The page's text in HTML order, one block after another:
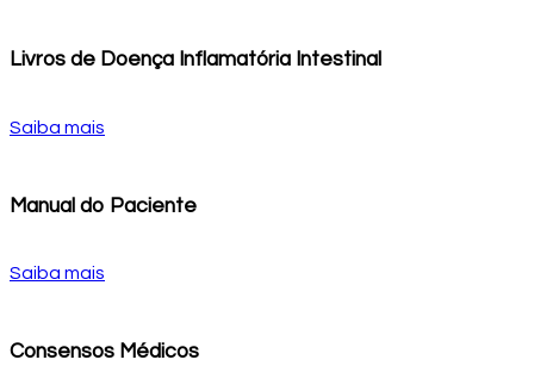
Livros de Doença Inflamatória Intestinal
Saiba mais
Manual do Paciente
Saiba mais
Consensos Médicos